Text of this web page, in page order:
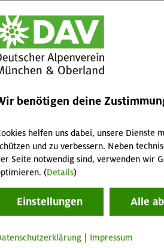
benötigen deine
helfen uns dabei, unsere Dienste
und zu verbessern. Neben
Seite notwendig sind, verwenden wir
(Details)
Einstellungen Alle
| Impressum